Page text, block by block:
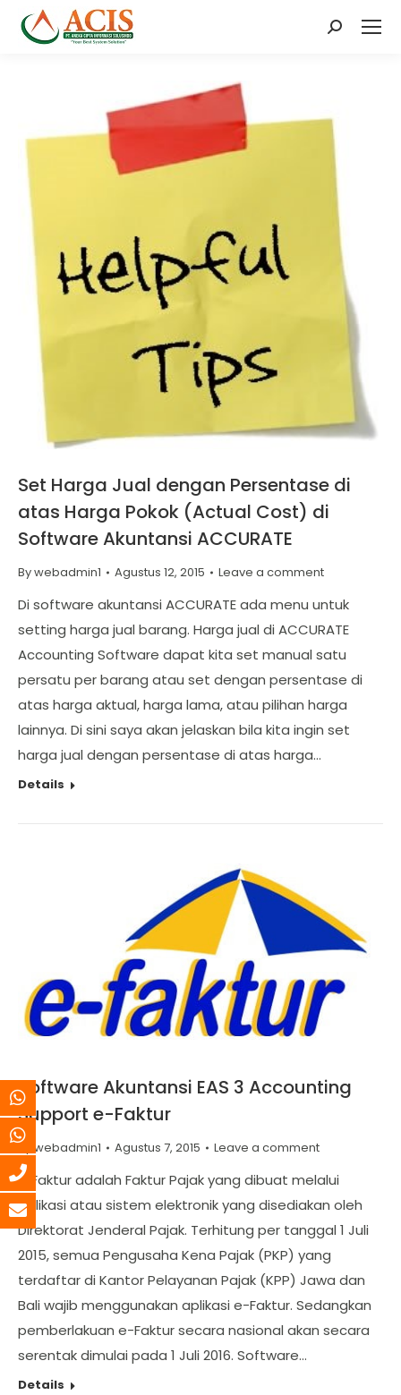
Search:
Set Harga Jual dengan Persentase di
atas Harga Pokok (Actual Cost) di
Software Akuntansi ACCURATE
Bywebadmin1 Agustus 12, 2015 Leave a comment
Di software akuntansi ACCURATE ada menu untuk
setting harga jual barang. Harga jual di ACCURATE
Accounting Software dapat kita set manual satu
persatu per barang atau set dengan persentase di
atas harga aktual, harga lama, atau pilihan harga
lainnya. Di sini saya akan jelaskan bila kita ingin set
harga jual dengan persentase di atas harga…
Details
Software Akuntansi EAS 3 Accounting
Support e-Faktur
By webadmin1 Agustus 7, 2015 Leave a comment
E-Faktur adalah Faktur Pajak yang dibuat melalui
aplikasi atau sistem elektronik yang disediakan oleh
Direktorat Jenderal Pajak. Terhitung per tanggal 1 Juli
2015, semua Pengusaha Kena Pajak (PKP) yang
terdaftar di Kantor Pelayanan Pajak (KPP) Jawa dan
Bali wajib menggunakan aplikasi e-Faktur. Sedangkan
pemberlakuan e-Faktur secara nasional akan secara
serentak dimulai pada 1 Juli 2016. Software…
Details